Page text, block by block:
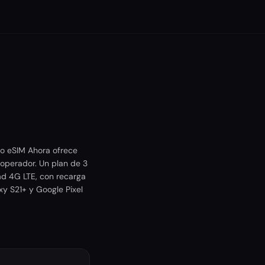
eSIM Ahora ofrece
Un plan de 3
4G LTE, con recarga
S21+ y Google Pixel